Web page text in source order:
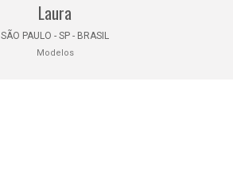
Laura
SÃO PAULO - SP - BRASIL
Modelos